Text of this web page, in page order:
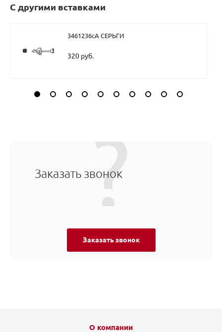
С другими вставками
3461236сА СЕРЬГИ
320 руб.
Заказать звонок
Заказать звонок
О компании